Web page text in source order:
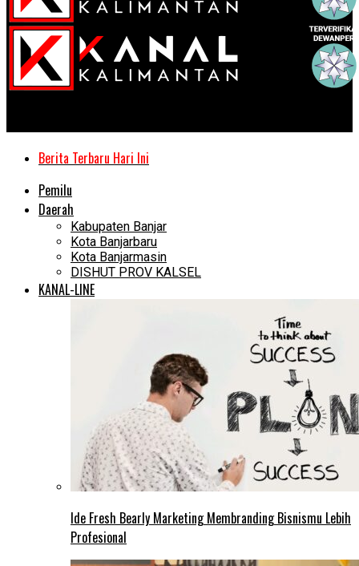
Berita Terbaru Hari Ini
Pemilu
Daerah
Kabupaten Banjar
Kota Banjarbaru
Kota Banjarmasin
DISHUT PROV KALSEL
KANAL-LINE
Ide Fresh Bearly Marketing Membranding Bisnismu Lebih
Profesional